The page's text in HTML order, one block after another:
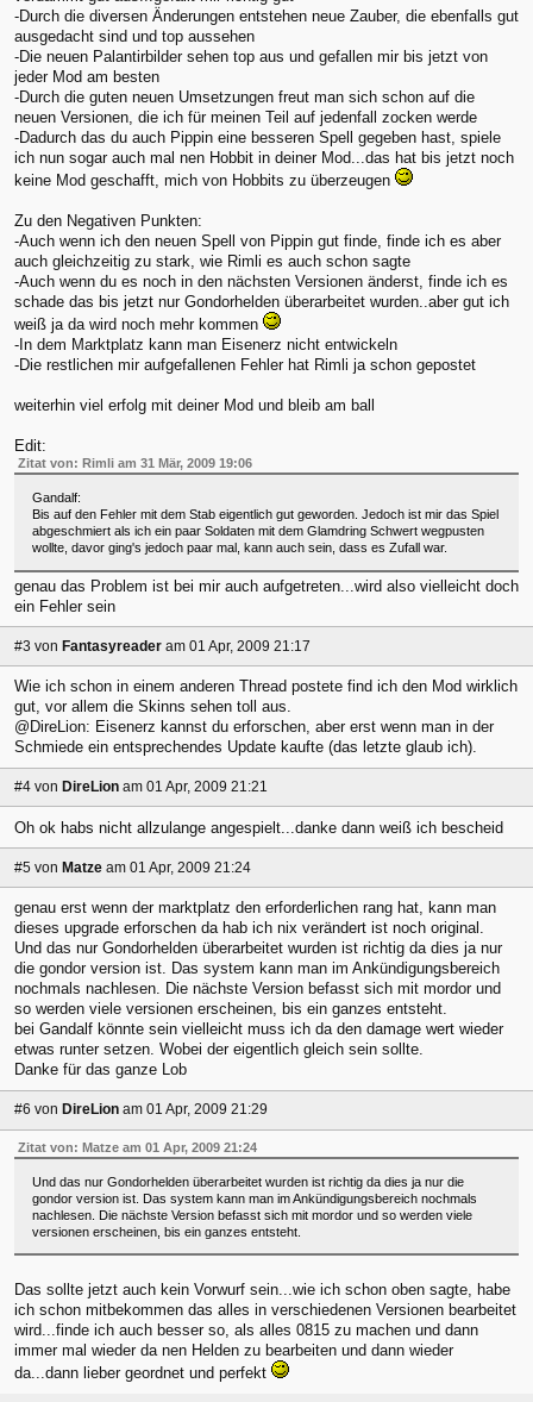
-Durch die diversen Änderungen entstehen neue Zauber, die ebenfalls gut
ausgedacht sind und top aussehen
-Die neuen Palantirbilder sehen top aus und gefallen mir bis jetzt von
jeder Mod am besten
-Durch die guten neuen Umsetzungen freut man sich schon auf die
neuen Versionen, die ich für meinen Teil auf jedenfall zocken werde
-Dadurch das du auch Pippin eine besseren Spell gegeben hast, spiele
ich nun sogar auch mal nen Hobbit in deiner Mod...das hat bis jetzt noch
keine Mod geschafft, mich von Hobbits zu überzeugen
Zu den Negativen Punkten:
-Auch wenn ich den neuen Spell von Pippin gut finde, finde ich es aber
auch gleichzeitig zu stark, wie Rimli es auch schon sagte
-Auch wenn du es noch in den nächsten Versionen änderst, finde ich es
schade das bis jetzt nur Gondorhelden überarbeitet wurden..aber gut ich
weiß ja da wird noch mehr kommen
-In dem Marktplatz kann man Eisenerz nicht entwickeln
-Die restlichen mir aufgefallenen Fehler hat Rimli ja schon gepostet
weiterhin viel erfolg mit deiner Mod und bleib am ball
Edit:
Zitat von: Rimli am 31 Mär, 2009 19:06
Gandalf:
Bis auf den Fehler mit dem Stab eigentlich gut geworden. Jedoch ist mir das Spiel
abgeschmiert als ich ein paar Soldaten mit dem Glamdring Schwert wegpusten
wollte, davor ging's jedoch paar mal, kann auch sein, dass es Zufall war.
genau das Problem ist bei mir auch aufgetreten...wird also vielleicht doch
ein Fehler sein
#3 von Fantasyreader am 01 Apr, 2009 21:17
Wie ich schon in einem anderen Thread postete find ich den Mod wirklich
gut, vor allem die Skinns sehen toll aus.
@DireLion: Eisenerz kannst du erforschen, aber erst wenn man in der
Schmiede ein entsprechendes Update kaufte (das letzte glaub ich).
#4 von DireLion am 01 Apr, 2009 21:21
Oh ok habs nicht allzulange angespielt...danke dann weiß ich bescheid
#5 von Matze am 01 Apr, 2009 21:24
genau erst wenn der marktplatz den erforderlichen rang hat, kann man
dieses upgrade erforschen da hab ich nix verändert ist noch original.
Und das nur Gondorhelden überarbeitet wurden ist richtig da dies ja nur
die gondor version ist. Das system kann man im Ankündigungsbereich
nochmals nachlesen. Die nächste Version befasst sich mit mordor und
so werden viele versionen erscheinen, bis ein ganzes entsteht.
bei Gandalf könnte sein vielleicht muss ich da den damage wert wieder
etwas runter setzen. Wobei der eigentlich gleich sein sollte.
Danke für das ganze Lob
#6 von DireLion am 01 Apr, 2009 21:29
Zitat von: Matze am 01 Apr, 2009 21:24
Und das nur Gondorhelden überarbeitet wurden ist richtig da dies ja nur die
gondor version ist. Das system kann man im Ankündigungsbereich nochmals
nachlesen. Die nächste Version befasst sich mit mordor und so werden viele
versionen erscheinen, bis ein ganzes entsteht.
Das sollte jetzt auch kein Vorwurf sein...wie ich schon oben sagte, habe
ich schon mitbekommen das alles in verschiedenen Versionen bearbeitet
wird...finde ich auch besser so, als alles 0815 zu machen und dann
immer mal wieder da nen Helden zu bearbeiten und dann wieder
da...dann lieber geordnet und perfekt